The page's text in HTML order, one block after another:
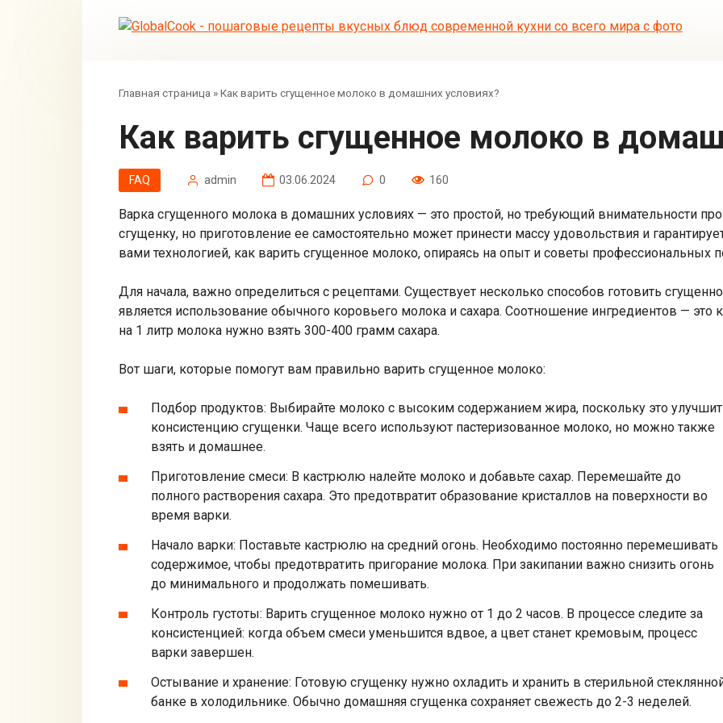
Главная страница »Как варить сгущенное молоко в домашних условиях?
Как варить сгущенное молоко в
FAQ admin 03.06.2024 0 160
Варка сгущенного молока в домашних условиях — это простой, но требующий внимательности
сгущенку, но приготовление ее самостоятельно может принести массу удовольствия и
вами технологией, как варить сгущенное молоко, опираясь на опыт и советы профессиональных
Для начала, важно определиться с рецептами. Существует несколько способов готовить
является использование обычного коровьего молока и сахара. Соотношение ингредиентов — это
на 1 литр молока нужно взять 300-400 грамм сахара.
Вот шаги, которые помогут вам правильно варить сгущенное молоко:
Подбор продуктов: Выбирайте молоко с высоким содержанием жира, поскольку это улучшит
консистенцию сгущенки. Чаще всего используют пастеризованное молоко, но можно также
взять и домашнее.
Приготовление смеси: В кастрюлю налейте молоко и добавьте сахар. Перемешайте до
полного растворения сахара. Это предотвратит образование кристаллов на поверхности во
время варки.
Начало варки: Поставьте кастрюлю на средний огонь. Необходимо постоянно перемешивать
содержимое, чтобы предотвратить пригорание молока. При закипании важно снизить огонь
до минимального и продолжать помешивать.
Контроль густоты: Варить сгущенное молоко нужно от 1 до 2 часов. В процессе следите за
консистенцией: когда объем смеси уменьшится вдвое, а цвет станет кремовым, процесс
варки завершен.
Остывание и хранение: Готовую сгущенку нужно охладить и хранить в стерильной
банке в холодильнике. Обычно домашняя сгущенка сохраняет свежесть до 2-3 неделей.